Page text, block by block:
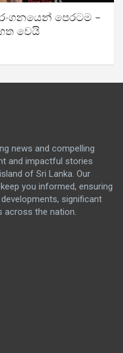
පෙරටම –
වෙයි
news and compelling
and impactful stories
of Sri Lanka. Our
you informed, ensuring
significant
across the nation.